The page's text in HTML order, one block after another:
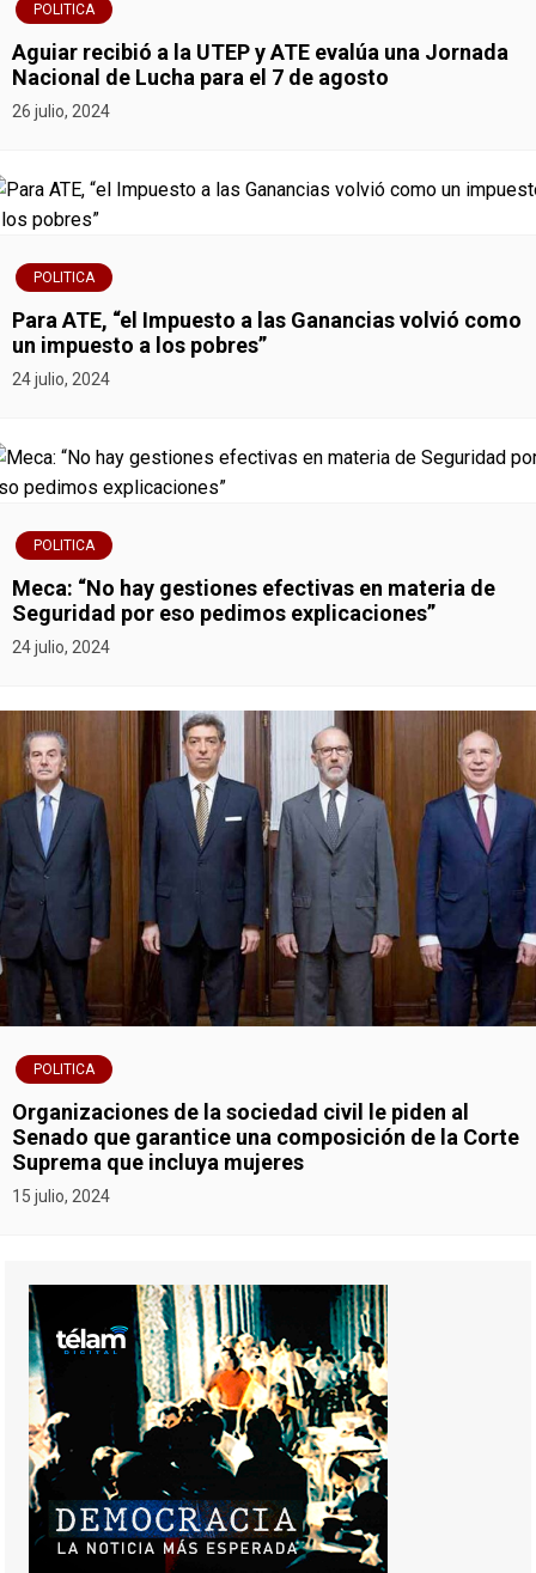
t
r
a
d
a
s
POLITICA
Aguiar recibió a la UTEP y ATE evalúa una Jornada
Nacional de Lucha para el 7 de agosto
26 julio, 2024
POLITICA
Para ATE, “el Impuesto a las Ganancias volvió como
un impuesto a los pobres”
24 julio, 2024
POLITICA
Meca: “No hay gestiones efectivas en materia de
Seguridad por eso pedimos explicaciones”
24 julio, 2024
POLITICA
Organizaciones de la sociedad civil le piden al
Senado que garantice una composición de la Corte
Suprema que incluya mujeres
15 julio, 2024